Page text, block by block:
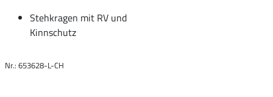
Stehkragen mit RV und
Kinnschutz
Nr.: 653628-L-CH